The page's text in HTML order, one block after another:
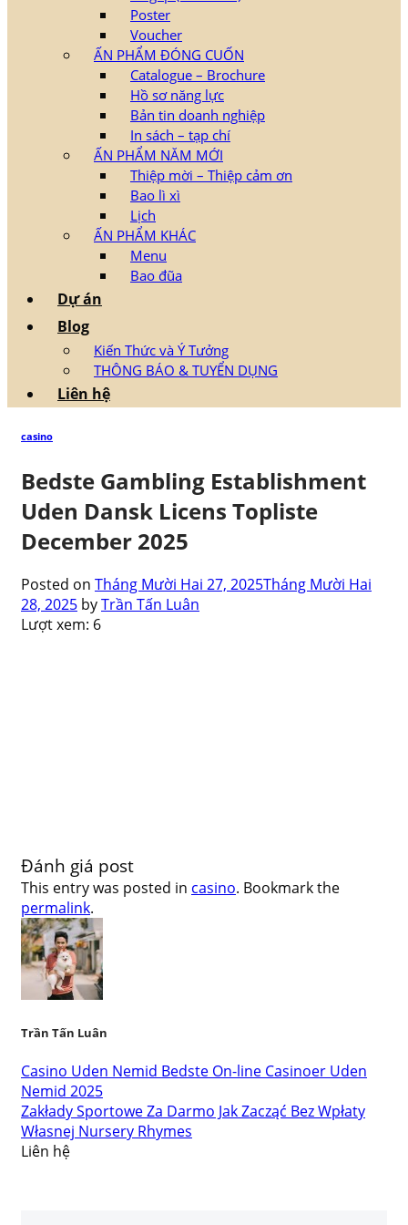
Poster
Voucher
ẤN PHẨM ĐÓNG CUỐN
Catalogue – Brochure
Hồ sơ năng lực
Bản tin doanh nghiệp
In sách – tạp chí
ẤN PHẨM NĂM MỚI
Thiệp mời – Thiệp cảm ơn
Bao lì xì
Lịch
ẤN PHẨM KHÁC
Menu
Bao đũa
Dự án
Blog
Kiến Thức và Ý Tưởng
THÔNG BÁO & TUYỂN DỤNG
Liên hệ
casino
Bedste Gambling Establishment
Uden Dansk Licens Topliste
December 2025
Posted on Tháng Mười Hai 27, 2025Tháng Mười Hai
28, 2025 byTrần Tấn Luân
Lượt xem: 6
Đánh giá post
This entry was posted in casino. Bookmark the
permalink.
Trần Tấn Luân
Casino Uden Nemid Bedste On-line Casinoer Uden
Nemid 2025
Zakłady Sportowe Za Darmo Jak Zacząć Bez Wpłaty
Własnej Nursery Rhymes
Liên hệ